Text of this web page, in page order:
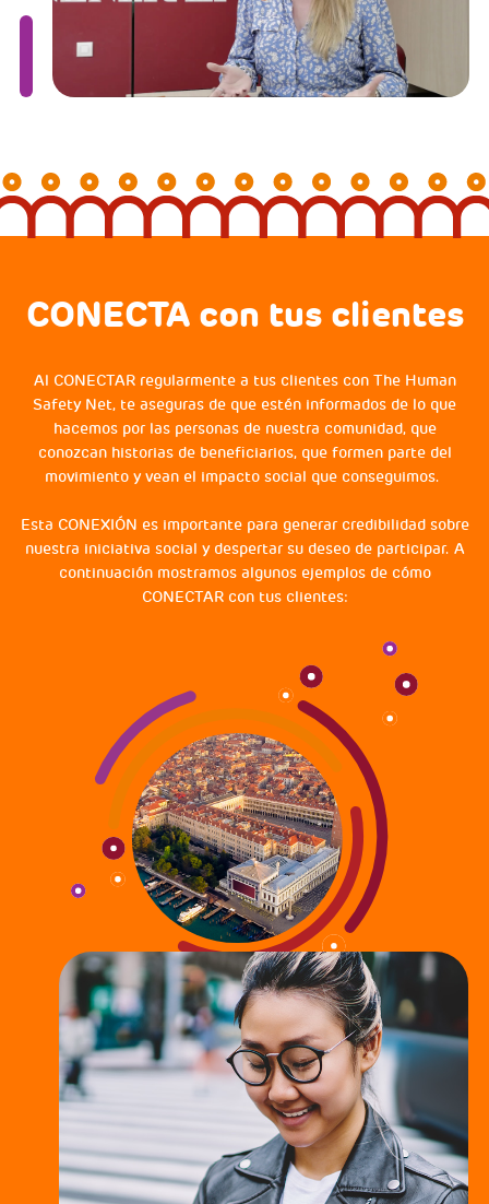
CONECTA con tus clientes
Al CONECTAR regularmente a tus clientes con The Human
Safety Net, te aseguras de que estén informados de lo que
hacemos por las personas de nuestra comunidad, que
conozcan historias de beneficiarios, que formen parte del
movimiento y vean el impacto social que conseguimos.
Esta CONEXIÓN es importante para generar credibilidad sobre
nuestra iniciativa social y despertar su deseo de participar. A
continuación mostramos algunos ejemplos de cómo
CONECTAR con tus clientes: